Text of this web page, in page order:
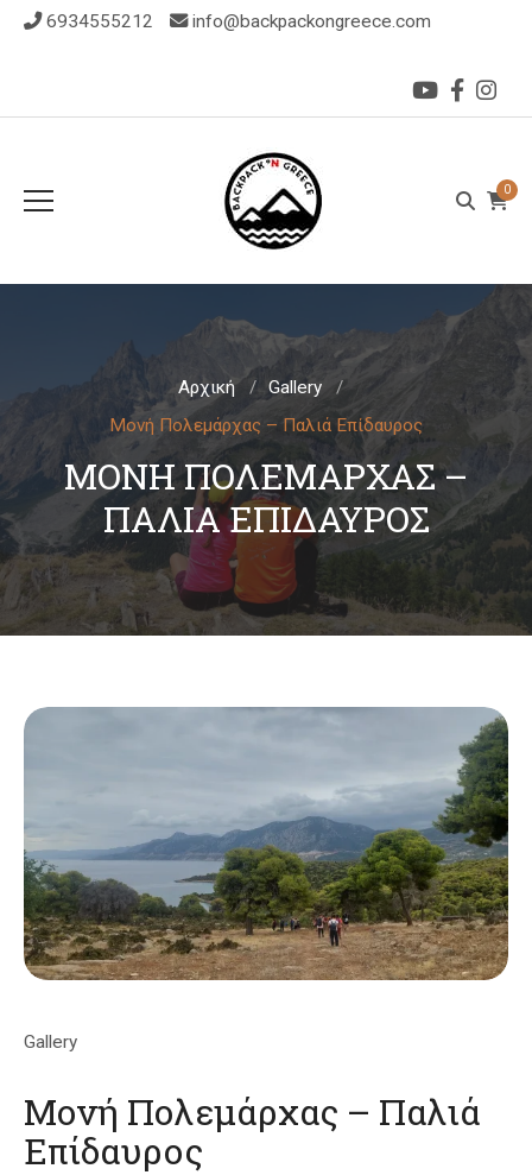
6934555212 info@backpackongreece.com
0
Αρχική
Gallery
Μονή Πολεμάρχας – Παλιά Επίδαυρος
ΜΟΝΉ ΠΟΛΕΜΆΡΧΑΣ –
ΠΑΛΙΆ ΕΠΊΔΑΥΡΟΣ
Gallery
Μονή Πολεμάρχας – Παλιά
Επίδαυρος